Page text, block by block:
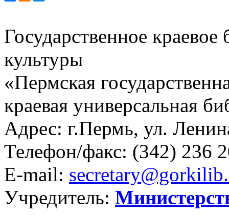
Государственное
культуры
«Пермская
краевая универсальная
Адрес: г.Пермь, ул.
Телефон/факс: (342) 236
E-mail:
Учредитель: